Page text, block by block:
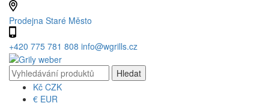
Prodejna Staré Město
+420 775 781 808 info@wgrills.cz
Kč CZK
€ EUR